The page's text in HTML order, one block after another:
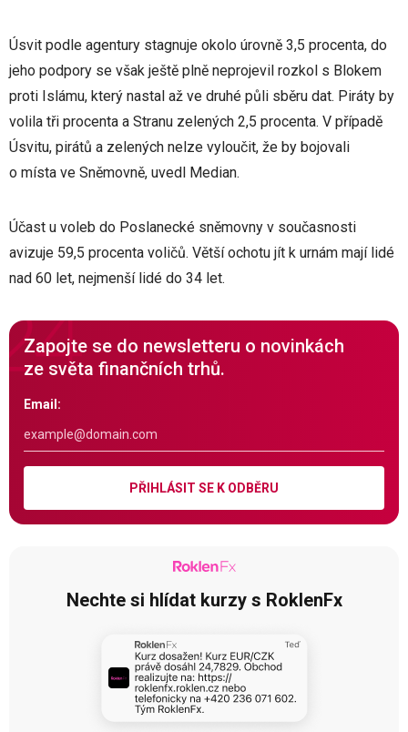
Úsvit podle agentury stagnuje okolo úrovně 3,5 procenta, do
jeho podpory se však ještě plně neprojevil rozkol s Blokem
proti Islámu, který nastal až ve druhé půli sběru dat. Piráty by
volila tři procenta a Stranu zelených 2,5 procenta. V případě
Úsvitu, pirátů a zelených nelze vyloučit, že by bojovali
o místa ve Sněmovně, uvedl Median.
Účast u voleb do Poslanecké sněmovny v současnosti
avizuje 59,5 procenta voličů. Větší ochotu jít k urnám mají lidé
nad 60 let, nejmenší lidé do 34 let.
Zapojte se do newsletteru o novinkách
ze světa finančních trhů.
Email:
PŘIHLÁSIT SE K ODBĚRU
Nechte si hlídat kurzy s RoklenFx